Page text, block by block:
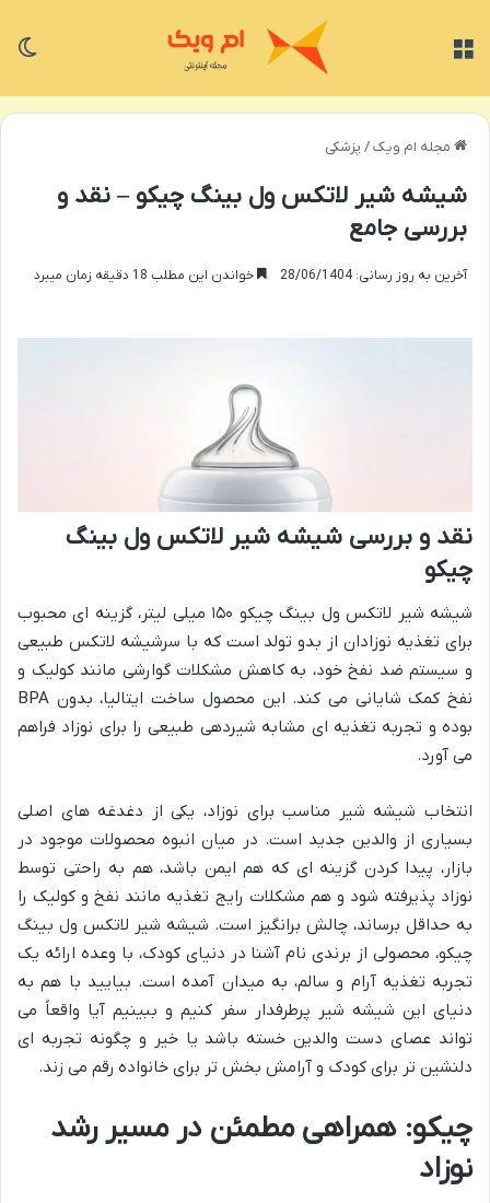
مجله ام ویک/ پزشکی
شیشه شیر لاتکس ول بینگ چیکو – نقد و
بررسی جامع
آخرین به روز رسانی: 28/06/1404 خواندن این مطلب 18 دقیقه زمان میبرد
نقد و بررسی شیشه شیر لاتکس ول بینگ
چیکو
شیشه شیر لاتکس ول بینگ چیکو ۱۵۰ میلی لیتر، گزینه ای محبوب
برای تغذیه نوزادان از بدو تولد است که با سرشیشه لاتکس طبیعی
و سیستم ضد نفخ خود، به کاهش مشکلات گوارشی مانند کولیک و
نفخ کمک شایانی می کند. این محصول ساخت ایتالیا، بدون BPA
بوده و تجربه تغذیه ای مشابه شیردهی طبیعی را برای نوزاد فراهم
می آورد.
انتخاب شیشه شیر مناسب برای نوزاد، یکی از دغدغه های اصلی
بسیاری از والدین جدید است. در میان انبوه محصولات موجود در
بازار، پیدا کردن گزینه ای که هم ایمن باشد، هم به راحتی توسط
نوزاد پذیرفته شود و هم مشکلات رایج تغذیه مانند نفخ و کولیک را
به حداقل برساند، چالش برانگیز است. شیشه شیر لاتکس ول بینگ
چیکو، محصولی از برندی نام آشنا در دنیای کودک، با وعده ارائه یک
تجربه تغذیه آرام و سالم، به میدان آمده است. بیایید با هم به
دنیای این شیشه شیر پرطرفدار سفر کنیم و ببینیم آیا واقعاً می
تواند عصای دست والدین خسته باشد یا خیر و چگونه تجربه ای
دلنشین تر برای کودک و آرامش بخش تر برای خانواده رقم می زند.
چیکو: همراهی مطمئن در مسیر رشد
نوزاد